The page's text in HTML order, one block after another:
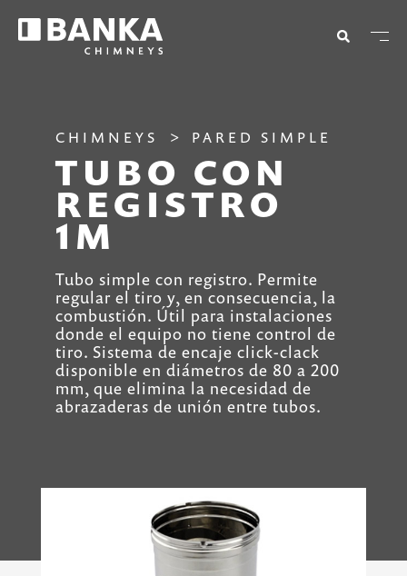
CHIMNEYS PARED SIMPLE
TUBO CON
REGISTRO
1M
Tubo simple con registro. Permite
regular el tiro y, en consecuencia, la
combustión. Útil para instalaciones
donde el equipo no tiene control de
tiro. Sistema de encaje click-clack
disponible en diámetros de 80 a 200
mm, que elimina la necesidad de
abrazaderas de unión entre tubos.